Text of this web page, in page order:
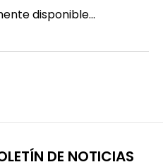
disponible...
DE NOTICIAS